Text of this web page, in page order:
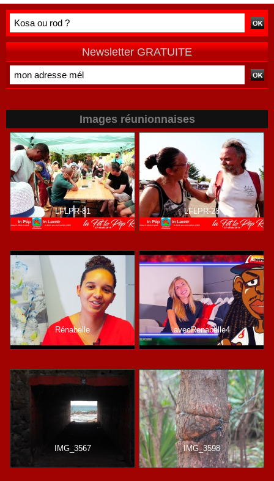
Newsletter GRATUITE
Images réunionnaises
LFLPR-81 LFLPR-28
Rénabelle avecRenabelle4
IMG_3567 IMG_3598